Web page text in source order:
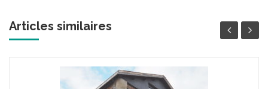
Articles similaires